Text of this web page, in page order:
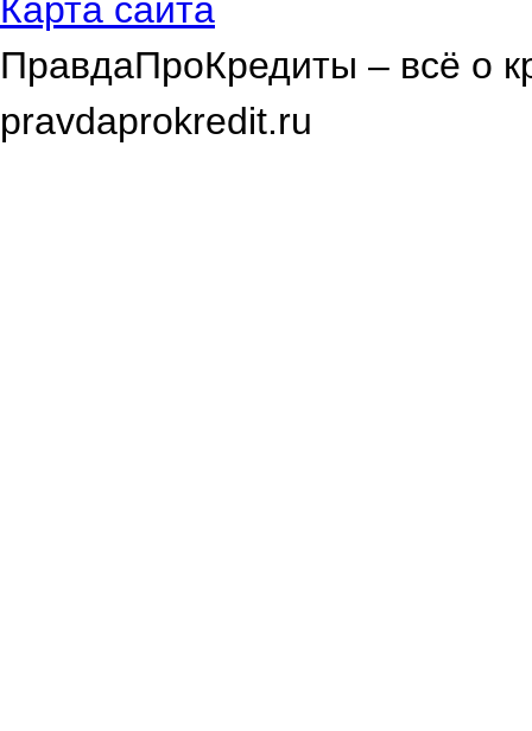
Карта сайта
ПравдаПроКредиты – всё о
pravdaprokredit.ru